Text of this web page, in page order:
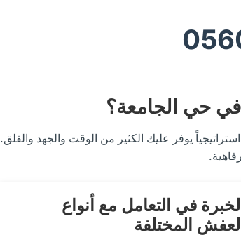
حي الجامعة؟
يوفر عليك الكثير من الوقت والجهد والقلق.
الخبرة في التعامل مع أنواع
العفش المختلفة